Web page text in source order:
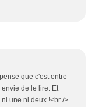
que c'est entre
de le lire. Et
une ni deux !<br />